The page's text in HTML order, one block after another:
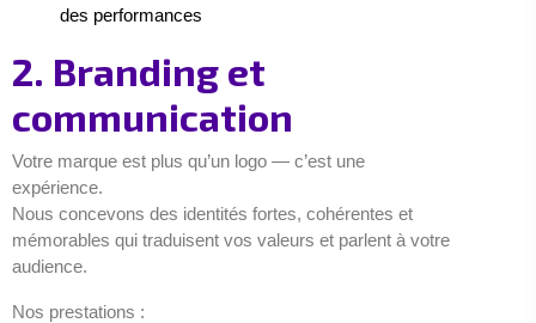
des performances
2. Branding et
communication
Votre marque est plus qu’un logo — c’est une
expérience.
Nous concevons des identités fortes, cohérentes et
mémorables qui traduisent vos valeurs et parlent à votre
audience.
Nos prestations :